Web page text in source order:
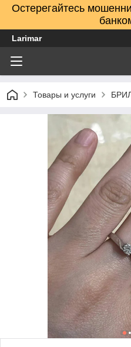
Остерегайтесь
Larimar
Товары и услуги